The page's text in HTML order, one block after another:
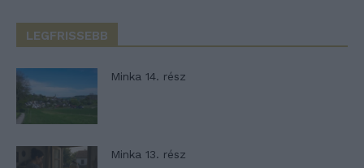
LEGFRISSEBB
Minka 14. rész
Minka 13. rész